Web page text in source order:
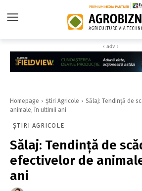
‹ adv ›
Homepage Știri Agricole
Sălaj: Tendinţă de
animale, în ultimii ani
ȘTIRI AGRICOLE
Sălaj: Tendinţă de
efectivelor de
ani